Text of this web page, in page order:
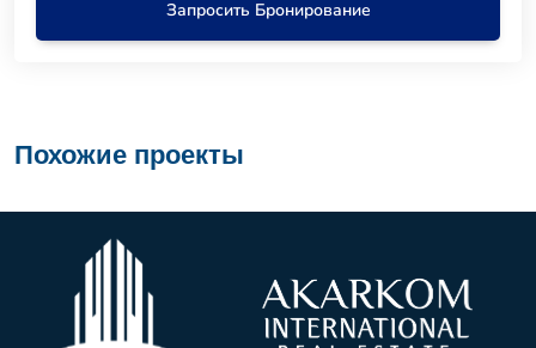
Запросить Бронирование
Похожие проекты